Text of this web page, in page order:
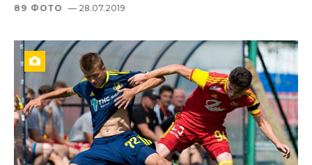
89 ФОТО — 28.07.2019